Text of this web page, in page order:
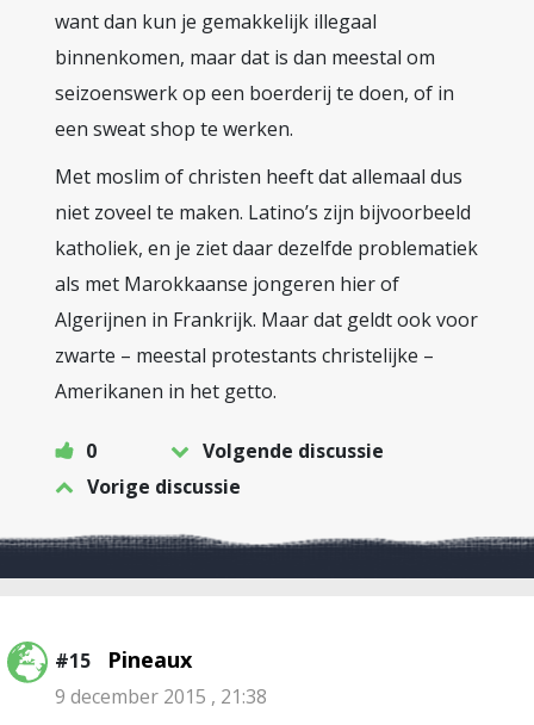
want dan kun je gemakkelijk illegaal
binnenkomen, maar dat is dan meestal om
seizoenswerk op een boerderij te doen, of in
een sweat shop te werken.
Met moslim of christen heeft dat allemaal dus
niet zoveel te maken. Latino’s zijn bijvoorbeeld
katholiek, en je ziet daar dezelfde problematiek
als met Marokkaanse jongeren hier of
Algerijnen in Frankrijk. Maar dat geldt ook voor
zwarte – meestal protestants christelijke –
Amerikanen in het getto.
0
Volgende discussie
Vorige discussie
#15 Pineaux
9 december 2015 , 21:38